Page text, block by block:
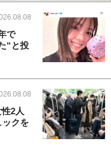
で
“と投
2人
ックを